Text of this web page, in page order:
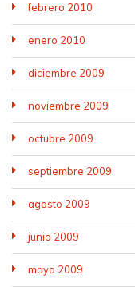
febrero 2010
enero 2010
diciembre 2009
noviembre 2009
octubre 2009
septiembre 2009
agosto 2009
junio 2009
mayo 2009